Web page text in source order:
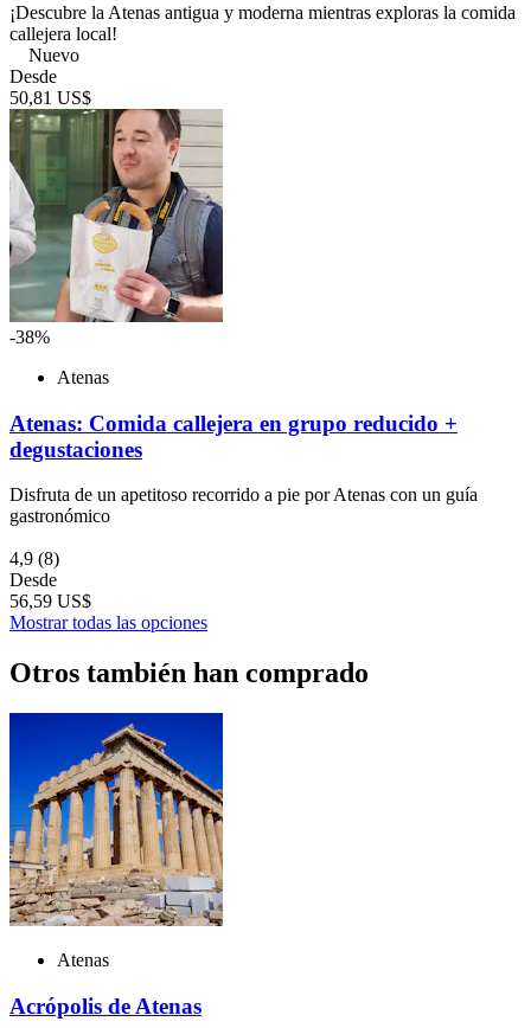
¡Descubre la Atenas antigua y moderna mientras exploras la comida
callejera local!
Nuevo
Desde
50,81 US$
-38%
Atenas
Atenas: Comida callejera en grupo reducido +
degustaciones
Disfruta de un apetitoso recorrido a pie por Atenas con un guía
gastronómico
4,9 (8)
Desde
56,59 US$
Mostrar todas las opciones
Otros también han comprado
Atenas
Acrópolis de Atenas